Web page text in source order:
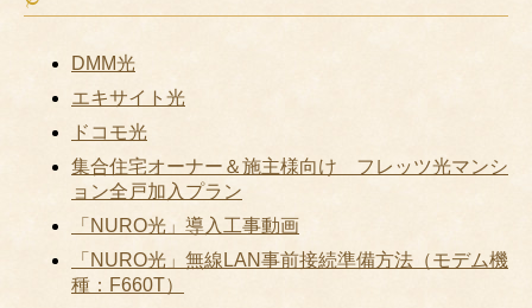
DMM光
エキサイト光
ドコモ光
集合住宅オーナー＆施主様向け フレッツ光マンシ
ョン全戸加入プラン
「NURO光」導入工事動画
「NURO光」無線LAN事前接続準備方法（モデム機
種：F660T）